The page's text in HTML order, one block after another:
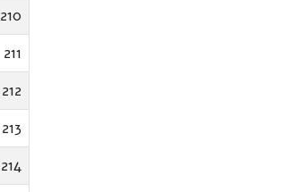
210
211
212
213
214